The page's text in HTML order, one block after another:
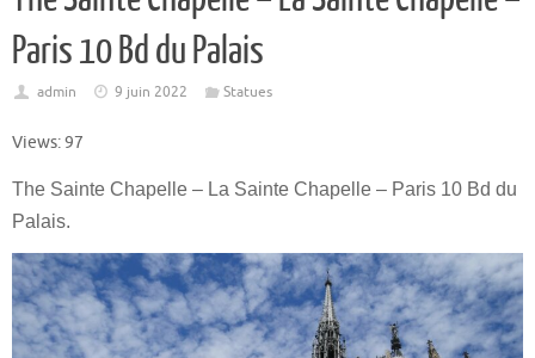
Paris 10 Bd du Palais
admin 9 juin 2022 Statues
Views: 97
The Sainte Chapelle – La Sainte Chapelle – Paris 10 Bd du
Palais.